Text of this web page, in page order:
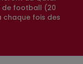
de football (20
chaque fois des